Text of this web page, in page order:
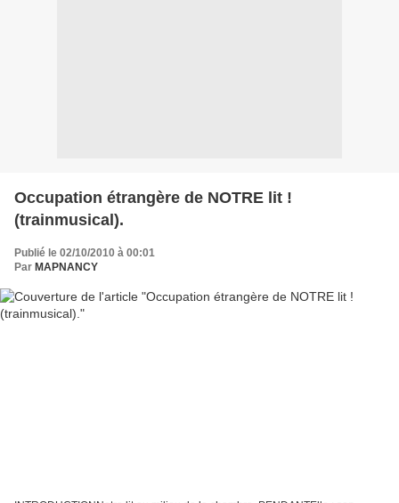
Occupation étrangère de NOTRE lit !
(trainmusical).
Publié le 02/10/2010 à 00:01
Par MAPNANCY